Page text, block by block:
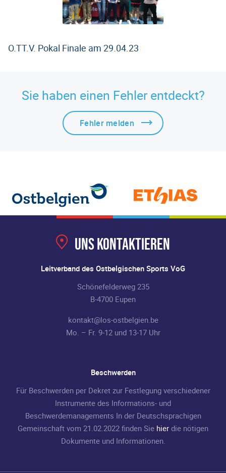
O.TT.V. Pokal Finale am 29.04.23
Sie haben einen Fehler entdeckt?
Fehler melden
Uns kontaktieren
Leitverband des Ostbelgischen Sports VoG
Schönefelderweg 235
B-4700 Eupen
kontakt@los-ostbelgien.be
Mo. – Fr. 9-12 und 13-17 Uhr
Beschwerden
Für Beschwerden per Dekret zur Festlegung verschiedener
Instrumente des Informations- und
Beschwerdemanagements In der Deutschsprachigen
Gemeinschaft vom 21.02.2022 finden Sie hier die nötigen
Dokumente und Informationen.